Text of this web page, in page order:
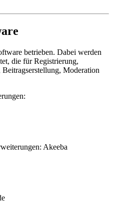
betrieben. Dabei werden
die für Registrierung,
Moderation
Akeeba